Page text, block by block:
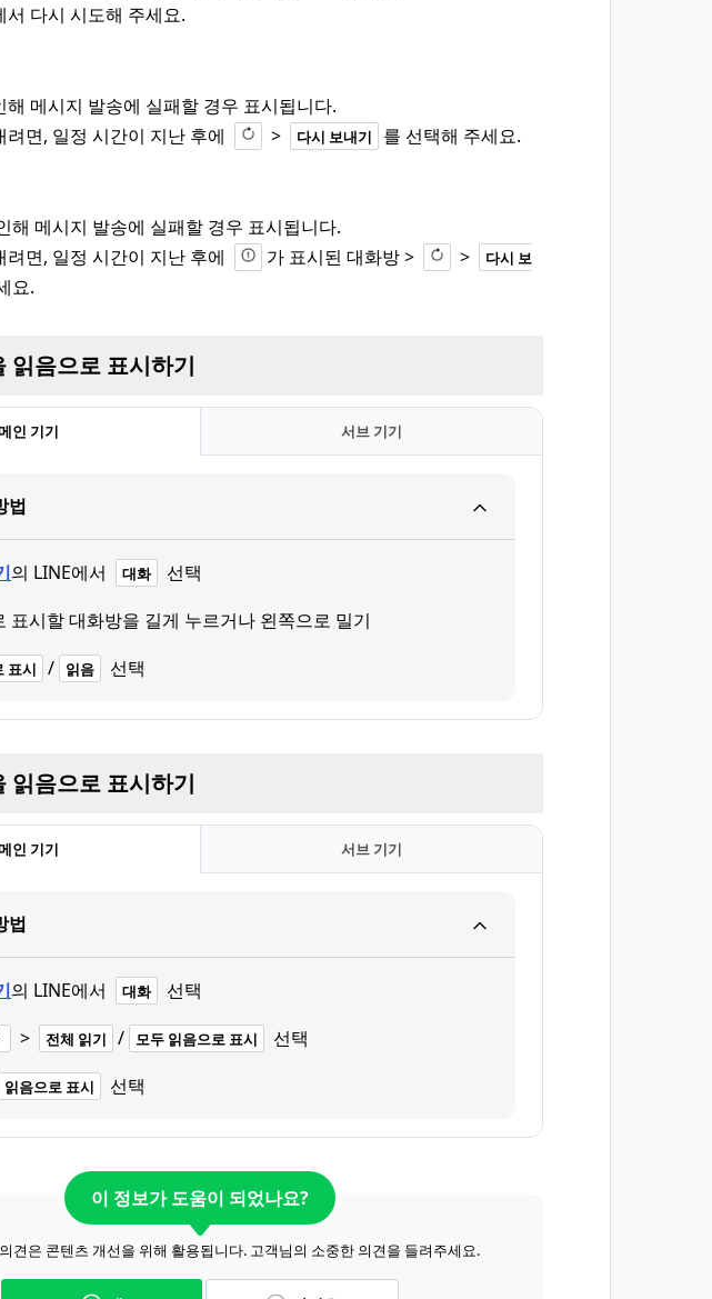
다시 시도해 주세요.
해 메시지 발송에 실패할 경우 표시됩니다.
면, 일정 시간이 지난 후에
> 다시 보내기 를 선택해 주세요.
해 메시지 발송에 실패할 경우 표시됩니다.
면, 일정 시간이 지난 후에
가 표시된 대화방 > >
다시 보
요.
읽음으로 표시하기
인 기기 서브 기기
법
의 LINE에서 대화
선택
표시할 대화방을 길게 누르거나 왼쪽으로 밀기
표시 / 읽음 선택
읽음으로 표시하기
인 기기 서브 기기
법
의 LINE에서 대화
선택
> 전체 읽기 / 모두 읽음으로 표시 선택
읽음으로 표시 선택
이 정보가 도움이 되었나요?
견은 콘텐츠 개선을 위해 활용됩니다. 고객님의 소중한 의견을 들려주세요.